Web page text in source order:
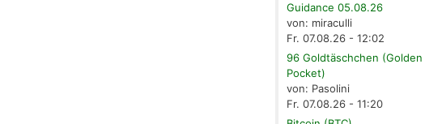
Guidance 05.08.26
von: miraculli
Fr. 07.08.26 - 12:02
96 Goldtäschchen (Golden
Pocket)
von: Pasolini
Fr. 07.08.26 - 11:20